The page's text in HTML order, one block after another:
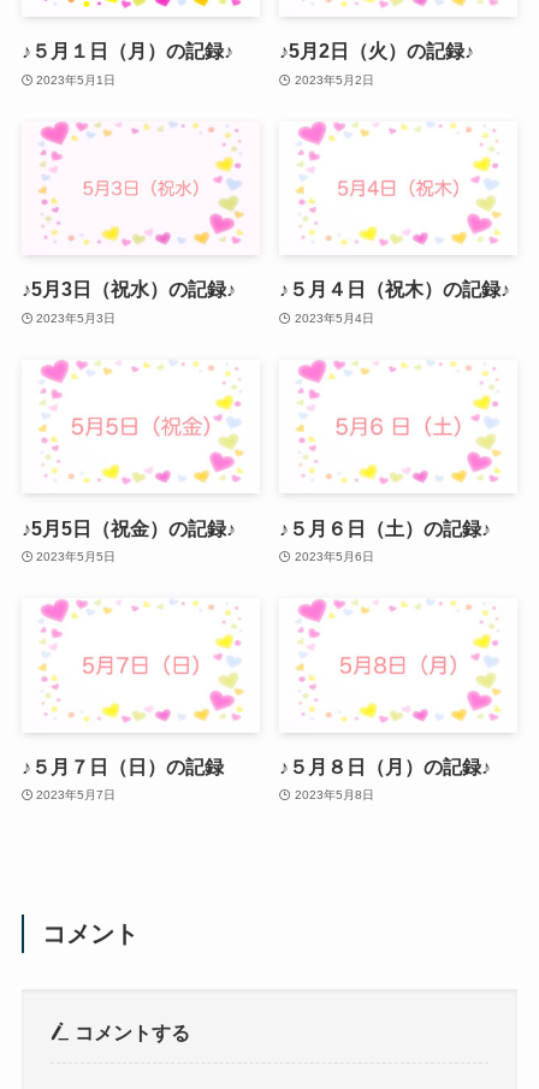
♪５月１日（月）の記録♪
2023年5月1日
♪5月2日（火）の記録♪
2023年5月2日
♪5月3日（祝水）の記録♪
2023年5月3日
♪５月４日（祝木）の記録♪
2023年5月4日
♪5月5日（祝金）の記録♪
2023年5月5日
♪５月６日（土）の記録♪
2023年5月6日
♪５月７日（日）の記録
2023年5月7日
♪５月８日（月）の記録♪
2023年5月8日
コメント
コメントする